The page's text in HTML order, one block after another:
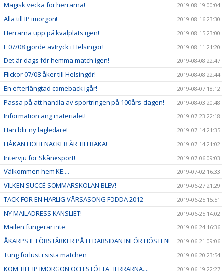
Magisk vecka för herrarna! 2019-08-19 00:04
Alla till IP imorgon! 2019-08-16 23:30
Herrarna upp på kvalplats igen! 2019-08-15 23:00
F 07/08 gjorde avtryck i Helsingör! 2019-08-11 21:20
Det är dags för hemma match igen! 2019-08-08 22:47
Flickor 07/08 åker till Helsingör! 2019-08-08 22:44
En efterlängtad comeback igår! 2019-08-07 18:12
Passa på att handla av sportringen på 100års-dagen! 2019-08-03 20:48
Information ang materialet! 2019-07-23 22:18
Han blir ny lagledare! 2019-07-14 21:35
HÅKAN HOHENACKER ÄR TILLBAKA! 2019-07-14 21:02
Intervju för Skånesport! 2019-07-06 09:03
Välkommen hem KE.... 2019-07-02 16:33
VILKEN SUCCÉ SOMMARSKOLAN BLEV! 2019-06-27 21:29
TACK FÖR EN HÄRLIG VÅRSÄSONG FÖDDA 2012 2019-06-25 15:51
NY MAILADRESS KANSLIET! 2019-06-25 14:02
Mailen fungerar inte 2019-06-24 16:36
ÅKARPS IF FÖRSTÄRKER PÅ LEDARSIDAN INFÖR HÖSTEN! 2019-06-21 09:06
Tung förlust i sista matchen 2019-06-20 23:54
KOM TILL IP IMORGON OCH STÖTTA HERRARNA.... 2019-06-19 22:27